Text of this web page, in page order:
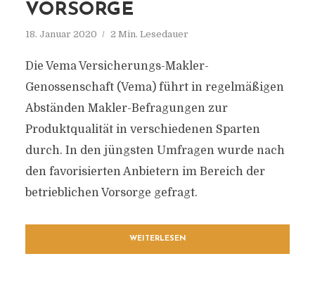
VORSORGE
18. Januar 2020 2 Min. Lesedauer
Die Vema Versicherungs-Makler-
Genossenschaft (Vema) führt in regelmäßigen
Abständen Makler-Befragungen zur
Produktqualität in verschiedenen Sparten
durch. In den jüngsten Umfragen wurde nach
den favorisierten Anbietern im Bereich der
betrieblichen Vorsorge gefragt.
WEITERLESEN